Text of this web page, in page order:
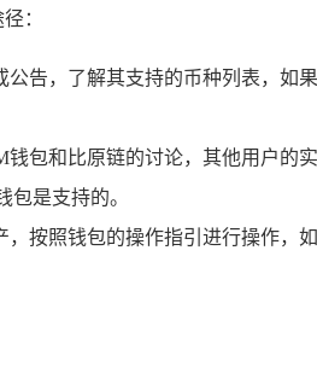
：
告，了解其支持的币种列表，
包和比原链的讨论，其他用户
是支持的。
按照钱包的操作指引进行操作